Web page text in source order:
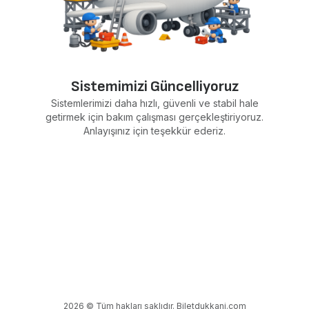
Sistemimizi Güncelliyoruz
Sistemlerimizi daha hızlı, güvenli ve stabil hale
getirmek için bakım çalışması gerçekleştiriyoruz.
Anlayışınız için teşekkür ederiz.
2026 © Tüm hakları saklıdır. Biletdukkani.com